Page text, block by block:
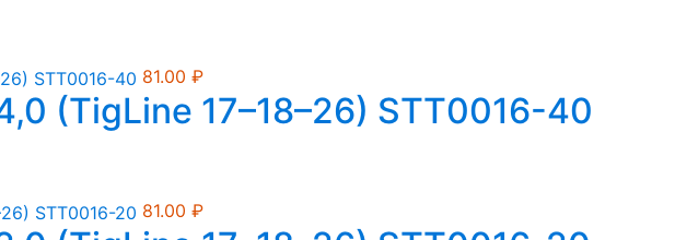
81.00 ₽
(TigLine 17–18–26) STT0016-40
81.00 ₽